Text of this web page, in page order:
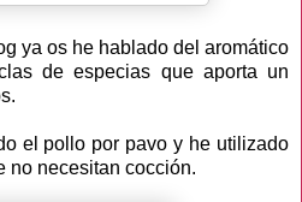
ya os he hablado del aromático
de especias que aporta un
el pollo por pavo y he utilizado
no necesitan cocción.